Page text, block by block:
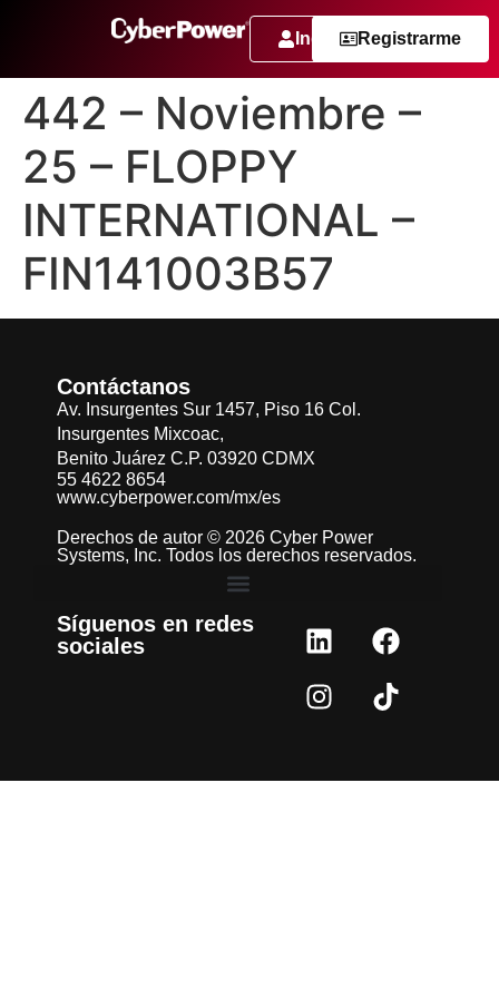
IngresarRegistrarme
442 – Noviembre –
25 – FLOPPY
INTERNATIONAL –
FIN141003B57
Contáctanos
Av. Insurgentes Sur 1457, Piso 16 Col.
Insurgentes Mixcoac,
Benito Juárez C.P. 03920 CDMX
55 4622 8654
www.cyberpower.com/mx/es
Derechos de autor © 2026 Cyber Power
Systems, Inc. Todos los derechos reservados.
Síguenos en redes
sociales